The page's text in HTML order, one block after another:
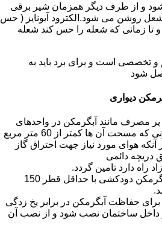
و از طرف دیگر همزمان شیر برقی
روشن می شود.الکترود آیونایز ( حس
و تا زمانی که شعله را حس کند شعله
و تخصصی است و برای برد باید به
شود
دیواری
مصرف مانند آبگرمکن در واحدهای
مسکونی و غیر مسکونی که مسحت آن ها کمتر از 60 متر مربع
هوای مورد نیاز جهت احتراق گاز
دریچه دائمی
راه دارد تامین گردد.
در بالای محل نصب آبگرمکن دودکشی با حداقل قطر 150
حفاظت آبگرمکن در برابر یخ زدگی
داخل ساختمان نصب شود و از نصب آن